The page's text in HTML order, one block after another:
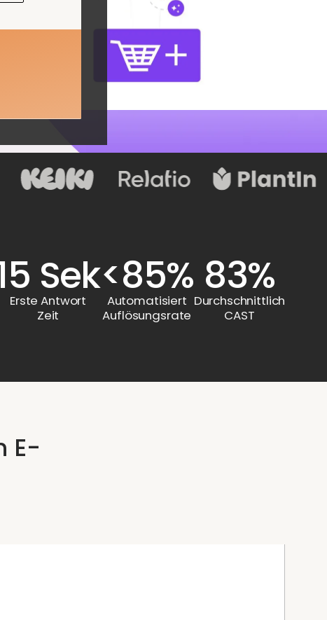
Sek
Erste Antwort
Zeit
<85%
Automatisiert
Auflösungsrate
83%
Durchschnittlich
CAST
E-